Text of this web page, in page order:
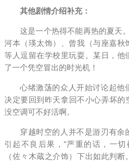
其他剧情介绍补充：
这是一个热得不能再热的夏天
河本（瑛太饰）、曾我（与座嘉秋
等人逗留在学校里玩耍。某日，他
了一个凭空冒出的时光机！
心绪激荡的众人开始讨论起他
决定要回到昨天拿回不小心弄坏
没空调可不好活啊。
穿越时空的人并不是游刃有余
引起不良后果，“严重的话，一切
（佐々木蔵之介饰）下出如此判